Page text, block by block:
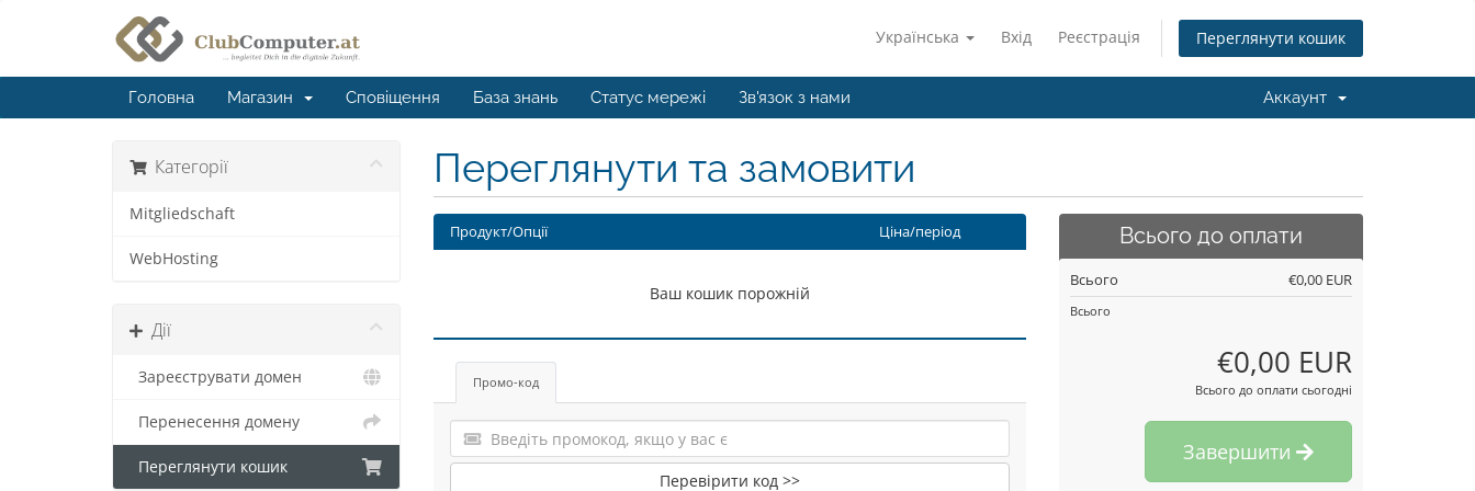
Українська Вхід Реєстрація Переглянути кошик
Головна Магазин Сповіщення База знань Статус мережі Зв'язок з нами Аккаунт
Категорії
Mitgliedschaft
WebHosting
Дії
Зареєструвати домен
Перенесення домену
Переглянути кошик
Переглянути та замовити
Продукт/Опції Ціна/період
Ваш кошик порожній
Промо-код
Перевірити код >>
Всього до оплати
Всього €0,00 EUR
Всього
€0,00 EUR
Всього до оплати сьогодні
Завершити